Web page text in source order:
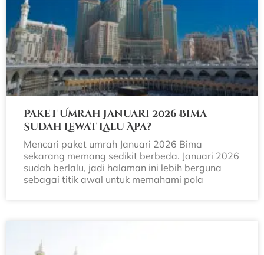
Paket Umrah Januari 2026 Bima
Sudah Lewat Lalu Apa?
Mencari paket umrah Januari 2026 Bima
sekarang memang sedikit berbeda. Januari 2026
sudah berlalu, jadi halaman ini lebih berguna
sebagai titik awal untuk memahami pola